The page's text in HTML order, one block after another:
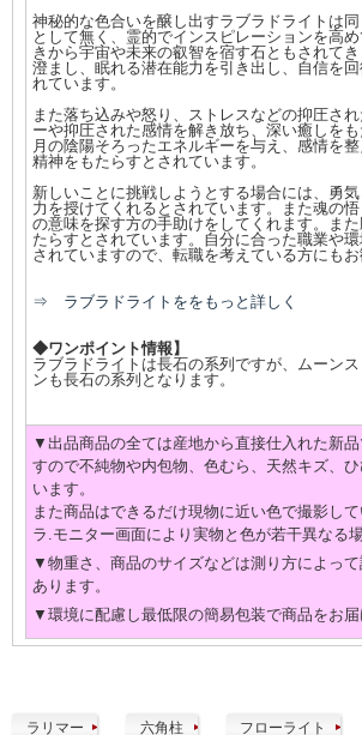
神秘的な色合いを醸し出すラブラドライトは
として無く、霊的でインスピレーションを高
きから宇宙や未来の叡智を宿す石ともされて
澄まし、眠れる潜在能力を引き出し、自信を
れています。
また落ち込みや怒り、ストレスなどの抑圧さ
ーや抑圧された感情を解き放ち、深い癒しを
月の陰陽そろったエネルギーを与え、感情を
精神をもたらすとされています。
新しいことに挑戦しようとする場合には、勇気
力を授けてくれるとされています。また魂の
の意味を探す方の手助けをしてくれます。ま
たらすとされています。自分に合った職業や
されていますので、転職を考えている方にもお
⇒ ラブラドライトををもっと詳しく
◆ワンポイント情報】
ラブラドライトは長石の系列ですが、ムーン
ンも長石の系列となります。
▼出品商品の全ては産地から直接仕入れた新
すので不純物や内包物、色むら、天然キズ、
います。
また商品はできるだけ現物に近い色で撮影し
ラ.モニター画面により実物と色が若干異なる
▼物重さ、商品のサイズなどは測り方によっ
あります。
▼環境に配慮し最低限の簡易包装で商品をお届
ラリマー 六角柱 フローライト